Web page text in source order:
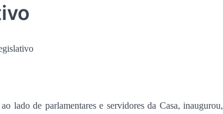
lado de parlamentares e servidores da Casa, inaugurou,